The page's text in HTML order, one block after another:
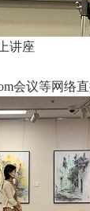
讲座
会议等网络